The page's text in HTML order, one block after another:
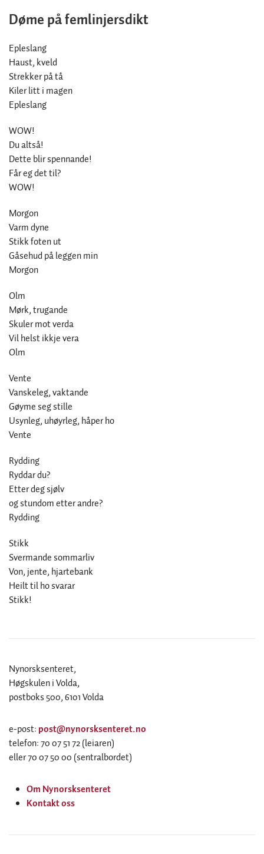
Døme på femlinjersdikt
Epleslang
Haust, kveld
Strekker på tå
Kiler litt i magen
Epleslang
WOW!
Du altså!
Dette blir spennande!
Får eg det til?
WOW!
Morgon
Varm dyne
Stikk foten ut
Gåsehud på leggen min
Morgon
Olm
Mørk, trugande
Skuler mot verda
Vil helst ikkje vera
Olm
Vente
Vanskeleg, vaktande
Gøyme seg stille
Usynleg, uhøyrleg, håper ho
Vente
Rydding
Ryddar du?
Etter deg sjølv
og stundom etter andre?
Rydding
Stikk
Svermande sommarliv
Von, jente, hjartebank
Heilt til ho svarar
Stikk!
Nynorsksenteret,
Høgskulen i Volda,
postboks 500, 6101 Volda
e-post: post@nynorsksenteret.no
telefon: 70 07 51 72 (leiaren)
eller 70 07 50 00 (sentralbordet)
Om Nynorsksenteret
Kontakt oss